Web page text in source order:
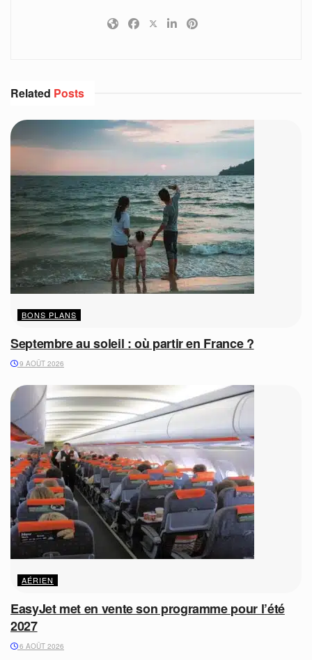
Related Posts
BONS PLANS
Septembre au soleil : où partir en France ?
9 AOÛT 2026
AÉRIEN
EasyJet met en vente son programme pour l’été
2027
6 AOÛT 2026